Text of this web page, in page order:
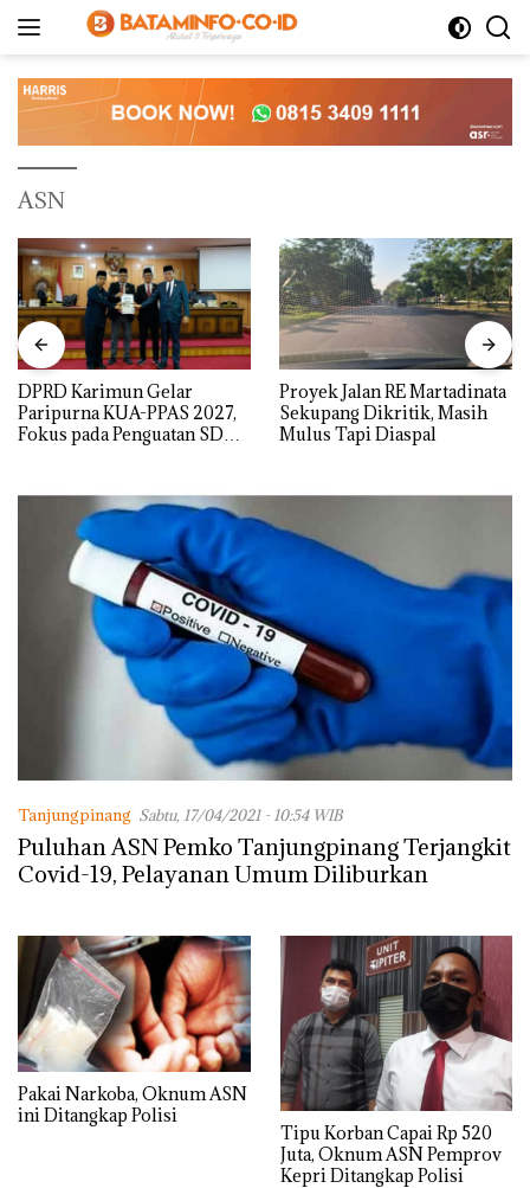
ASN
DPRD Karimun Gelar
Paripurna KUA-PPAS 2027,
Fokus pada Penguatan SDM,
Proyek Jalan RE Martadinata
Sekupang Dikritik, Masih
Mulus Tapi Diaspal
Tanjungpinang Sabtu, 17/04/2021 - 10:54 WIB
Puluhan ASN Pemko Tanjungpinang Terjangkit
Covid-19, Pelayanan Umum Diliburkan
Pakai Narkoba, Oknum ASN
ini Ditangkap Polisi
Tipu Korban Capai Rp 520
Juta, Oknum ASN Pemprov
Kepri Ditangkap Polisi